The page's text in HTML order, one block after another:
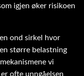
igjen øker risikoen
ond sirkel hvor
større belastning
vi
ofte unngåelsen